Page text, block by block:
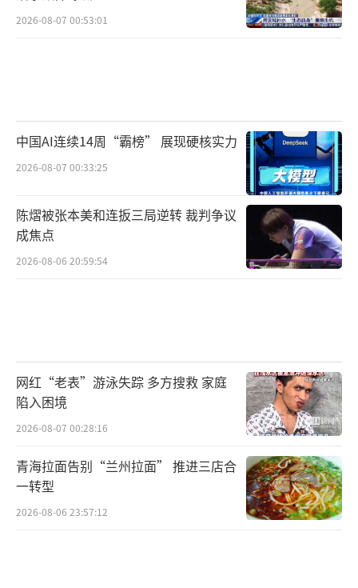
2026-08-07 00:53:01
中国AI连续14周“霸榜” 展现硬核实力
2026-08-07 00:33:25
陈熠被张本美和连扳三局逆转 裁判争议
成焦点
2026-08-06 20:59:54
网红“老表”游泳失踪 多方搜救 家庭
陷入困境
2026-08-07 00:28:16
青海拉面告别“兰州拉面” 推进三店合
一转型
2026-08-06 23:57:12